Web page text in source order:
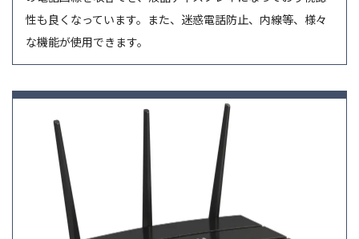
性も良くなっています。また、迷惑電話防止、内線等、様々
な機能が使用できます。